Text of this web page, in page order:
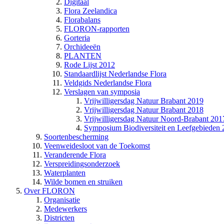
Digitaal
Flora Zeelandica
Florabalans
FLORON-rapporten
Gorteria
Orchideeën
PLANTEN
Rode Lijst 2012
Standaardlijst Nederlandse Flora
Veldgids Nederlandse Flora
Verslagen van symposia
Vrijwilligersdag Natuur Brabant 2019
Vrijwilligersdag Natuur Brabant 2018
Vrijwilligersdag Natuur Noord-Brabant
Symposium Biodiversiteit en Leefgebieden
Soortenbescherming
Veenweidesloot van de Toekomst
Veranderende Flora
Verspreidingsonderzoek
Waterplanten
Wilde bomen en struiken
Over FLORON
Organisatie
Medewerkers
Districten